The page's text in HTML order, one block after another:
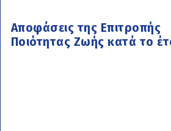
Αποφάσεις της Επιτροπής
Ποιότητας Ζωής κατά το